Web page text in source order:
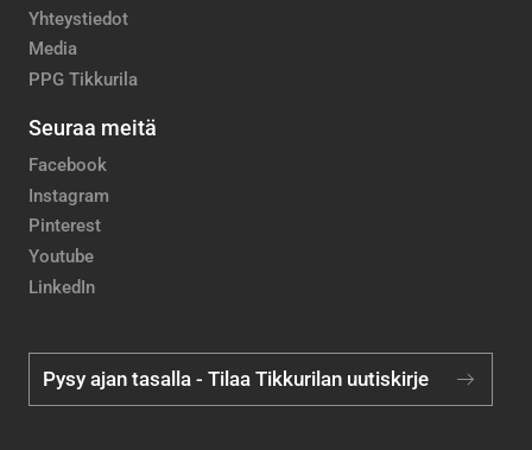
Yhteystiedot
Media
PPG Tikkurila
Seuraa meitä
Facebook
Instagram
Pinterest
Youtube
LinkedIn
Pysy ajan tasalla - Tilaa Tikkurilan uutiskirje